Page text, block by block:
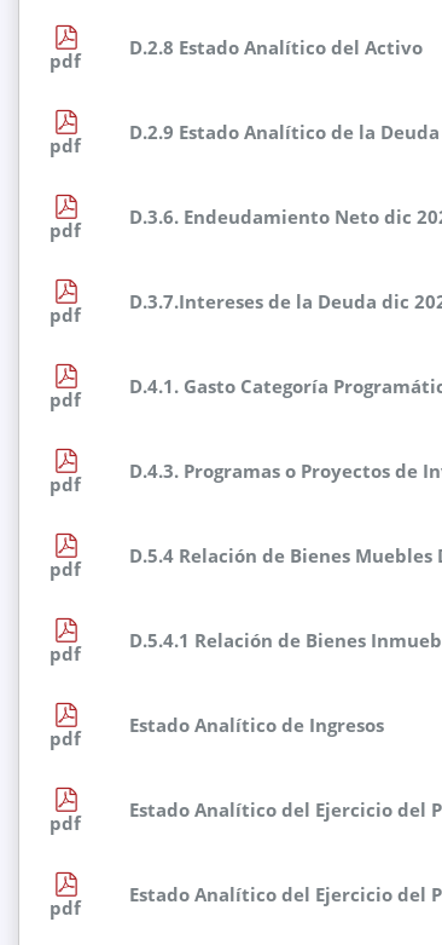
pdf
D.2.8 Estado Analítico del Activo
pdf
D.2.9 Estado Analítico de la
pdf
D.3.6. Endeudamiento Neto dic
pdf
D.3.7.Intereses de la Deuda dic
pdf
D.4.1. Gasto Categoría
pdf
D.4.3. Programas o Proyectos de
pdf
D.5.4 Relación de Bienes Muebles
pdf
D.5.4.1 Relación de Bienes
pdf
Estado Analítico de Ingresos
pdf
Estado Analítico del Ejercicio del
pdf
Estado Analítico del Ejercicio del